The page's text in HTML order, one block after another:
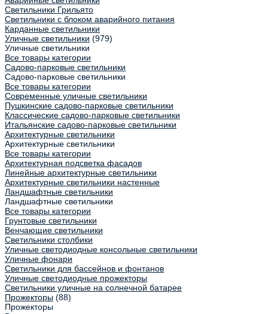
Светильники Грильято
Светильники с блоком аварийного питания
Карданные светильники
Уличные светильники (979)
Уличные светильники
Все товары категории
Садово-парковые светильники
Садово-парковые светильники
Все товары категории
Современные уличные светильники
Пушкинские садово-парковые светильники
Классические садово-парковые светильники
Итальянские садово-парковые светильники
Архитектурные светильники
Архитектурные светильники
Все товары категории
Архитектурная подсветка фасадов
Линейные архитектурные светильники
Архитектурные светильники настенные
Ландшафтные светильники
Ландшафтные светильники
Все товары категории
Грунтовые светильники
Венчающие светильники
Светильники столбики
Уличные светодиодные консольные светильники
Уличные фонари
Светильники для бассейнов и фонтанов
Уличные светодиодные прожекторы
Светильники уличные на солнечной батарее
Прожекторы (88)
Прожекторы